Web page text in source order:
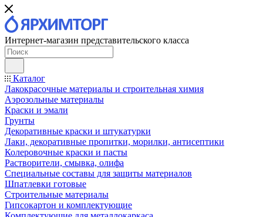
Интернет-магазин представительского класса
Каталог
Лакокрасочные материалы и строительная химия
Аэрозольные материалы
Краски и эмали
Грунты
Декоративные краски и штукатурки
Лаки, декоративные пропитки, морилки, антисептики
Колеровочные краски и пасты
Растворители, смывка, олифа
Специальные составы для защиты материалов
Шпатлевки готовые
Строительные материалы
Гипсокартон и комплектующие